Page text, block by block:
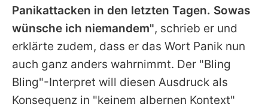
Panikattacken in den letzten Tagen. Sowas
wünsche ich niemandem", schrieb er und
erklärte zudem, dass er das Wort Panik nun
auch ganz anders wahrnimmt. Der "Bling
Bling"-Interpret will diesen Ausdruck als
Konsequenz in "keinem albernen Kontext"